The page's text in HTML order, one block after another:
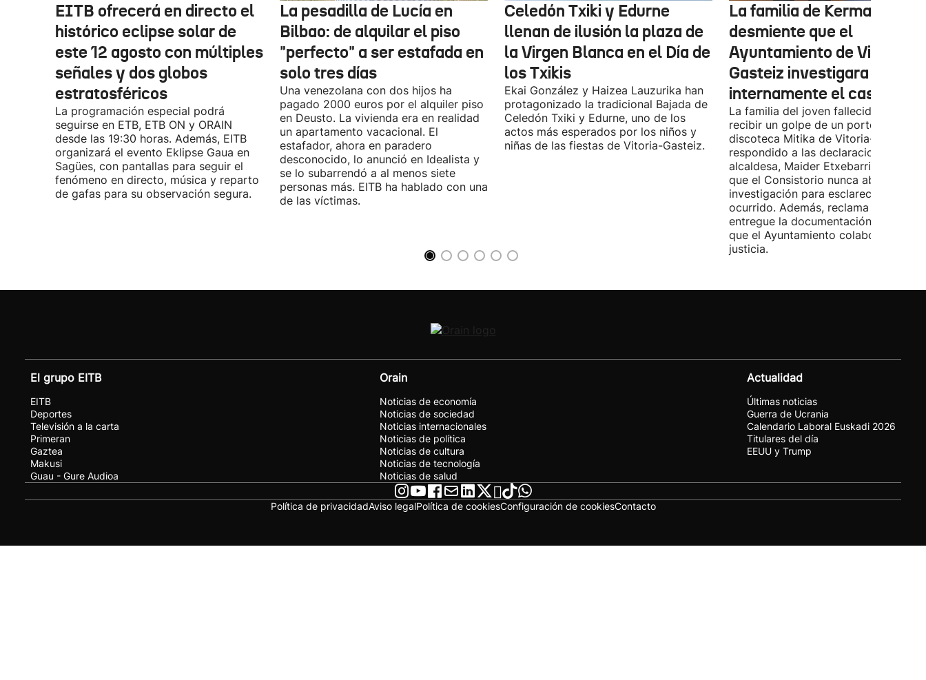
EITB ofrecerá en directo el
histórico eclipse solar de
este 12 agosto con múltiples
señales y dos globos
estratosféricos
La programación especial podrá
seguirse en ETB, ETB ON y ORAIN
desde las 19:30 horas. Además, EITB
organizará el evento Eklipse Gaua en
Sagües, con pantallas para seguir el
fenómeno en directo, música y reparto
de gafas para su observación segura.
La pesadilla de Lucía en
Bilbao: de alquilar el piso
"perfecto" a ser estafada en
solo tres días
Una venezolana con dos hijos ha
pagado 2000 euros por el alquiler piso
en Deusto. La vivienda era en realidad
un apartamento vacacional. El
estafador, ahora en paradero
desconocido, lo anunció en Idealista y
se lo subarrendó a al menos siete
personas más. EITB ha hablado con una
de las víctimas.
Celedón Txiki y Edurne
llenan de ilusión la plaza de
la Virgen Blanca en el Día de
los Txikis
Ekai González y Haizea Lauzurika han
protagonizado la tradicional Bajada de
Celedón Txiki y Edurne, uno de los
actos más esperados por los niños y
niñas de las fiestas de Vitoria-Gasteiz.
La familia de Kerman
desmiente que el
Ayuntamiento de Vitoria-
Gasteiz investigara
internamente el caso
La familia del joven fallecido tras
recibir un golpe de un portero de la
discoteca Mitika de Vitoria-Gasteiz
respondido a las declaraciones de la
alcaldesa, Maider Etxebarria, y
que el Consistorio nunca abrió una
investigación para esclarecer lo
ocurrido. Además, reclama que se
entregue la documentación
que el Ayuntamiento colabore con la
justicia.
El grupo EITB
EITB
Deportes
Televisión a la carta
Primeran
Gaztea
Makusi
Guau - Gure Audioa
Orain
Noticias de economía
Noticias de sociedad
Noticias internacionales
Noticias de política
Noticias de cultura
Noticias de tecnología
Noticias de salud
Actualidad
Últimas noticias
Guerra de Ucrania
Calendario Laboral Euskadi 2026
Titulares del día
EEUU y Trump
Política de privacidadAviso legalPolítica de cookiesConfiguración de cookiesContacto